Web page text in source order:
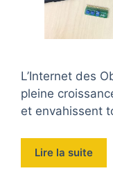
L’Internet des
pleine
et envahissent
Lire la suite